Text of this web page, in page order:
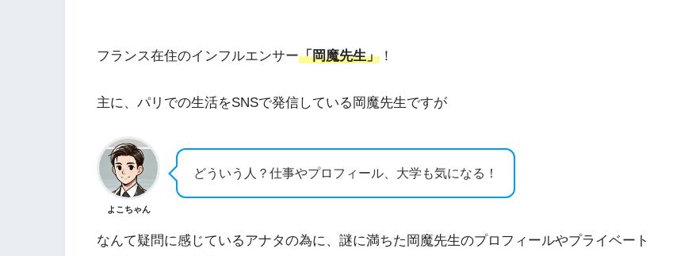
フランス在住のインフルエンサー「岡魔先生」 ！
主に、パリでの生活をSNSで発信している岡魔先生ですが
よこちゃん
どういう人？仕事やプロフィール、大学も気になる！
なんて疑問に感じているアナタの為に、謎に満ちた岡魔先生のプロフィールやプライベート